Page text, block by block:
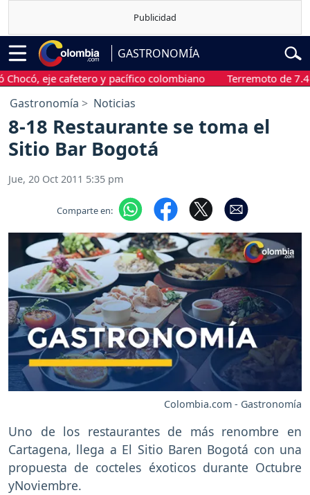
GASTRONOMÍA
eje cafetero y pacífico colombiano Terremoto de 7.4
Gastronomía Noticias
8-18 Restaurante se toma el
Sitio Bar Bogotá
Jue, 20 Oct 2011 5:35 pm
Comparte en:
Colombia.com - Gastronomía
Uno de los restaurantes de más renombre en
Cartagena, llega a El Sitio Baren Bogotá con una
propuesta de cocteles éxoticos durante Octubre
yNoviembre.